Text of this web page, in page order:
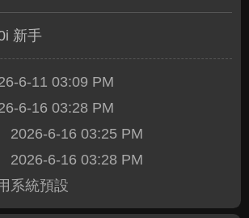
新手
6-11 03:09 PM
6-16 03:28 PM
2026-6-16 03:25 PM
2026-6-16 03:28 PM
系統預設